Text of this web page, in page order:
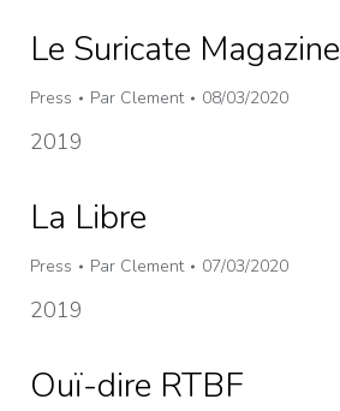
Le Suricate Magazine
Press Par Clement 08/03/2020
2019
La Libre
Press Par Clement 07/03/2020
2019
Ouï-dire RTBF